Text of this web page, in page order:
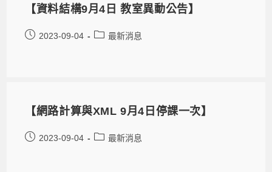
【資料結構9月4日 教室異動公告】
2023-09-04 最新消息
【網路計算與XML 9月4日停課一次】
2023-09-04 最新消息